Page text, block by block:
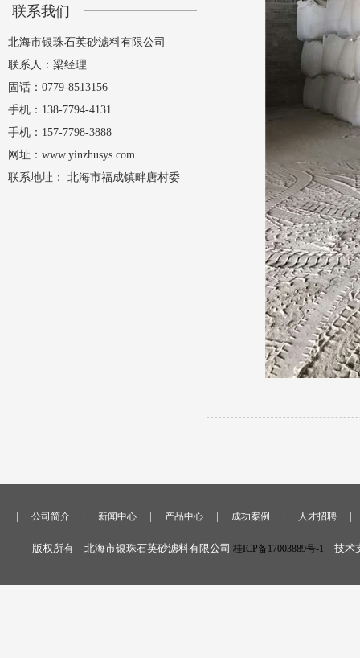
联系我们
北海市银珠石英砂滤料有限公司
联系人：梁经理
固话：0779-8513156
手机：138-7794-4131
手机： 157-7798-3888
网址：www.yinzhusys.com
联系地址： 北海市福成镇畔唐村委
| 公司简介 | 新闻中心 | 产品中心 | 成功案例 | 人才招聘 |
版权所有 北海市银珠石英砂滤料有限公司 桂ICP备17003889号-1 技术